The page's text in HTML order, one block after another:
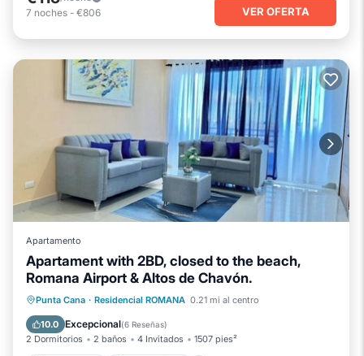
7 noches - €806 VER OFERTA
Apartamento
Apartament with 2BD, closed to the beach,
Romana Airport & Altos de Chavón.
Punta Cana · Residencial ROMANA 0.21 mi al centro
10.0 Excepcional(6 Reseñas)
2 Dormitorios 2 baños 4 Invitados 1507 pies²
Frente al mar
Aparcamiento
Vista al mar